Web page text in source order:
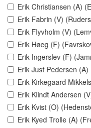
Erik Christiansen (A)
Erik Fabrin (V)
Erik Flyvholm (V)
Erik Høeg (F)
Erik Ingerslev (F)
Erik Just Pedersen
Erik Kirkegaard
Erik Klindt Andersen
Erik Kvist (O)
Erik Kyed Trolle (A)